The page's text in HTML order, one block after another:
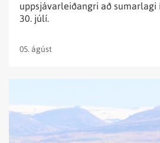
05. ágúst
uppsjávarleiðangri að sumarlagi
30. júlí.
Stofnmat
á